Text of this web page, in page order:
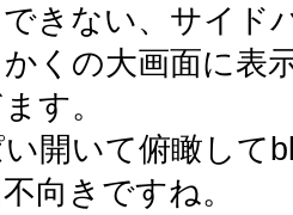
きない、サイド
くの大画面に表
す。
開いて俯瞰して
向きですね。